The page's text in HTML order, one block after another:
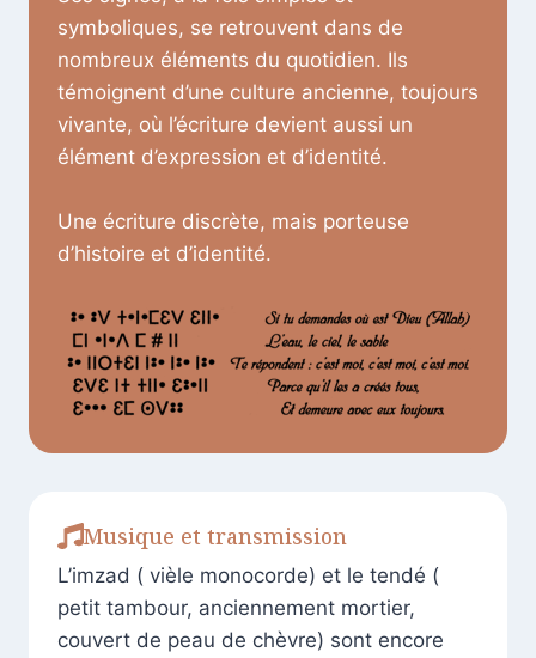
symboliques, se retrouvent dans de
nombreux éléments du quotidien. Ils
témoignent d’une culture ancienne, toujours
vivante, où l’écriture devient aussi un
élément d’expression et d’identité.
Une écriture discrète, mais porteuse
d’histoire et d’identité.
Musique et transmission
L’imzad ( vièle monocorde) et le tendé (
petit tambour, anciennement mortier,
couvert de peau de chèvre) sont encore